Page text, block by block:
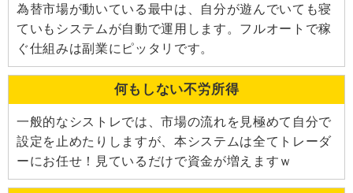
為替市場が動いている最中は、自分が遊んでいても寝
ていもシステムが自動で運用します。フルオートで稼
ぐ仕組みは副業にピッタリです。
何もしない不労所得
一般的なシストレでは、市場の流れを見極めて自分で
設定を止めたりしますが、本システムは全てトレーダ
ーにお任せ！見ているだけで資金が増えますｗ